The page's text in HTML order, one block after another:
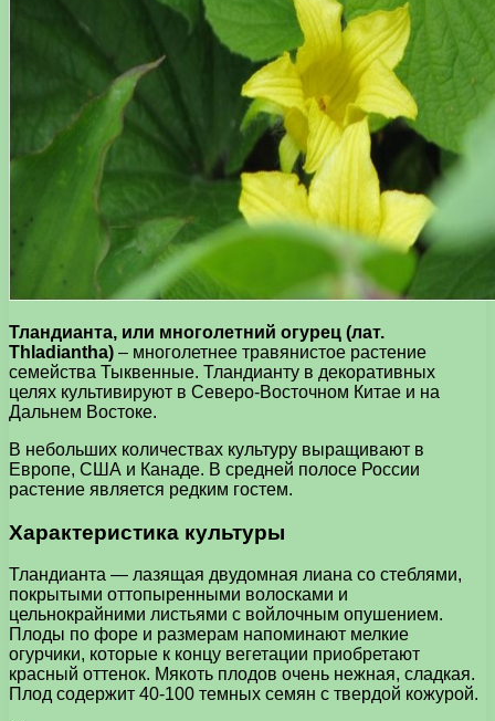
Тландианта, или многолетний огурец (лат.
Thladiantha) – многолетнее травянистое растение
семейства Тыквенные. Тландианту в декоративных
целях культивируют в Северо-Восточном Китае и на
Дальнем Востоке.
В небольших количествах культуру выращивают в
Европе, США и Канаде. В средней полосе России
растение является редким гостем.
Характеристика культуры
Тландианта — лазящая двудомная лиана со стеблями,
покрытыми оттопыренными волосками и
цельнокрайними листьями с войлочным опушением.
Плоды по форе и размерам напоминают мелкие
огурчики, которые к концу вегетации приобретают
красный оттенок. Мякоть плодов очень нежная, сладкая.
Плод содержит 40-100 темных семян с твердой кожурой.